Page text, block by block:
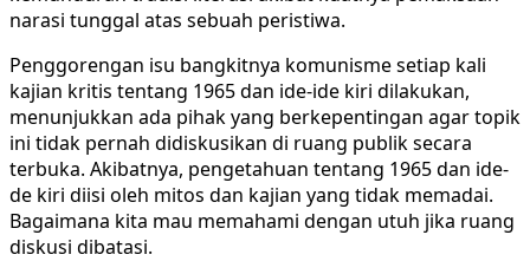
narasi tunggal atas sebuah peristiwa.
Penggorengan isu bangkitnya komunisme setiap kali
kajian kritis tentang 1965 dan ide-ide kiri dilakukan,
menunjukkan ada pihak yang berkepentingan agar topik
ini tidak pernah didiskusikan di ruang publik secara
terbuka. Akibatnya, pengetahuan tentang 1965 dan ide-
de kiri diisi oleh mitos dan kajian yang tidak memadai.
Bagaimana kita mau memahami dengan utuh jika ruang
diskusi dibatasi.